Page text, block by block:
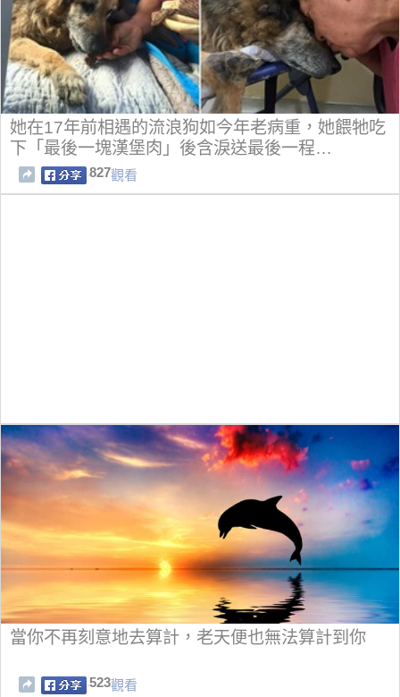
她在17年前相遇的流浪狗如今年老病重，她餵牠吃
下「最後一塊漢堡肉」後含淚送最後一程…
827觀看
當你不再刻意地去算計，老天便也無法算計到你
523觀看